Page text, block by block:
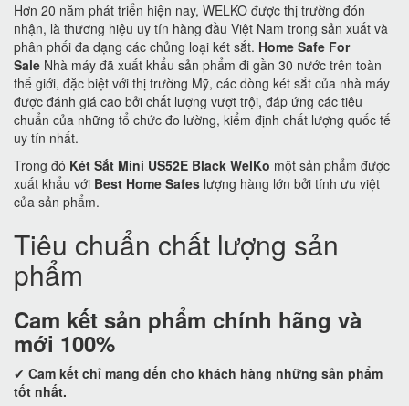
Hơn 20 năm phát triển hiện nay, WELKO được thị trường đón
nhận, là thương hiệu uy tín hàng đầu Việt Nam trong sản xuất và
phân phối đa dạng các chủng loại két sắt. Home Safe For
Sale Nhà máy đã xuất khẩu sản phẩm đi gần 30 nước trên toàn
thế giới, đặc biệt với thị trường Mỹ, các dòng két sắt của nhà máy
được đánh giá cao bởi chất lượng vượt trội, đáp ứng các tiêu
chuẩn của những tổ chức đo lường, kiểm định chất lượng quốc tế
uy tín nhất.
Trong đó Két Sắt Mini US52E Black WelKo một sản phẩm được
xuất khẩu với Best Home Safes lượng hàng lớn bởi tính ưu việt
của sản phẩm.
Tiêu chuẩn chất lượng sản
phẩm
Cam kết sản phẩm chính hãng và
mới 100%
✔ Cam kết chỉ mang đến cho khách hàng những sản phẩm
tốt nhất.